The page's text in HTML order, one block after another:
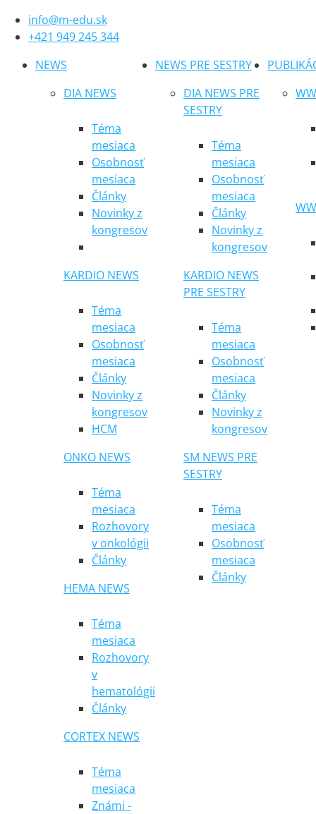
info@m-edu.sk
+421 949 245 344
NEWS
DIA NEWS
Téma
mesiaca
Osobnosť
mesiaca
Články
Novinky z
kongresov
KARDIO NEWS
Téma
mesiaca
Osobnosť
mesiaca
Články
Novinky z
kongresov
HCM
ONKO NEWS
Téma
mesiaca
Rozhovory
v onkológii
Články
HEMA NEWS
Téma
mesiaca
Rozhovory
v
hematológii
Články
CORTEX NEWS
Téma
mesiaca
Známi -
NEWS PRE SESTRY
DIA NEWS PRE
SESTRY
Téma
mesiaca
Osobnosť
mesiaca
Články
Novinky z
kongresov
KARDIO NEWS
PRE SESTRY
Téma
mesiaca
Osobnosť
mesiaca
Články
Novinky z
kongresov
SM NEWS PRE
SESTRY
Téma
mesiaca
Osobnosť
mesiaca
Články